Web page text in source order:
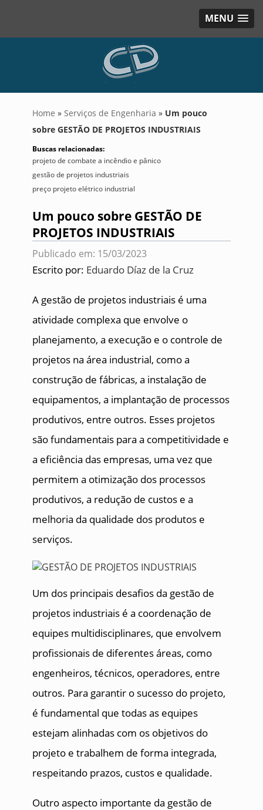
MENU
Home » Serviços de Engenharia » Um pouco
sobre GESTÃO DE PROJETOS INDUSTRIAIS
Buscas relacionadas:
projeto de combate a incêndio e pânico
gestão de projetos industriais
preço projeto elétrico industrial
Um pouco sobre GESTÃO DE
PROJETOS INDUSTRIAIS
Publicado em: 15/03/2023
Escrito por: Eduardo Díaz de la Cruz
A gestão de projetos industriais é uma
atividade complexa que envolve o
planejamento, a execução e o controle de
projetos na área industrial, como a
construção de fábricas, a instalação de
equipamentos, a implantação de processos
produtivos, entre outros. Esses projetos
são fundamentais para a competitividade e
a eficiência das empresas, uma vez que
permitem a otimização dos processos
produtivos, a redução de custos e a
melhoria da qualidade dos produtos e
serviços.
Um dos principais desafios da gestão de
projetos industriais é a coordenação de
equipes multidisciplinares, que envolvem
profissionais de diferentes áreas, como
engenheiros, técnicos, operadores, entre
outros. Para garantir o sucesso do projeto,
é fundamental que todas as equipes
estejam alinhadas com os objetivos do
projeto e trabalhem de forma integrada,
respeitando prazos, custos e qualidade.
Outro aspecto importante da gestão de